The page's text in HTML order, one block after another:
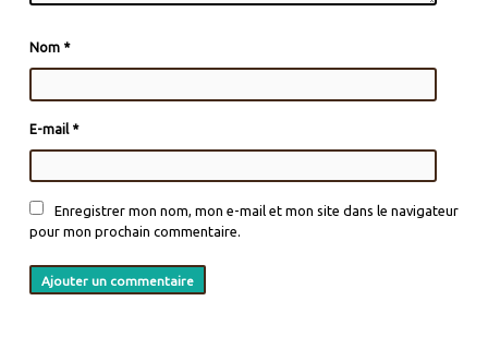
Nom *
E-mail *
Enregistrer mon nom, mon e-mail et mon site dans le navigateur
pour mon prochain commentaire.